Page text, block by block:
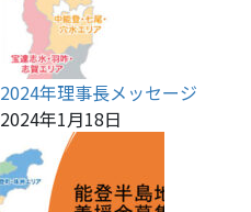
2024年理事長メッセージ
2024年1月18日